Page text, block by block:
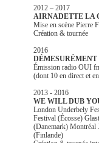
2012 – 2017
AIRNADETTE LA
Mise en scène Pierre
Création & tournée
2016
DÉMESURÉMENT
Émission radio OUI
(dont 10 en direct et
2013 - 2016
WE WILL DUB
London Underbely
Festival (Écosse)
(Danemark) Montréal
(Finlande)